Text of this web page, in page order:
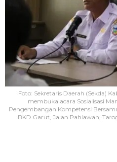
Foto: Sekretaris Daerah (Sekda)
membuka acara Sosialisasi
Pengembangan Kompetensi
BKD Garut, Jalan Pahlawan,